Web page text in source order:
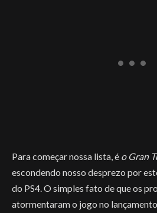
Para começar nossa lista, é o Gran
escondendo nosso desprezo por
do PS4. O simples fato de que os
atormentaram o jogo no lançamento